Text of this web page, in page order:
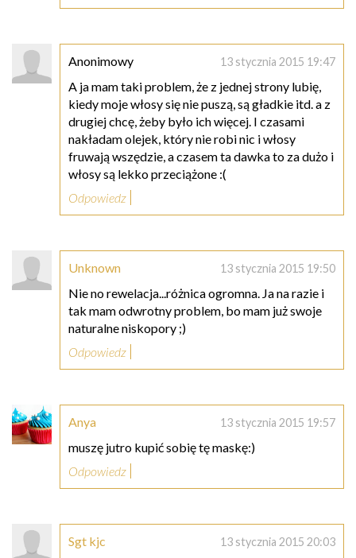
Anonimowy 13 stycznia 2015 19:47
A ja mam taki problem, że z jednej strony lubię,
kiedy moje włosy się nie puszą, są gładkie itd. a z
drugiej chcę, żeby było ich więcej. I czasami
nakładam olejek, który nie robi nic i włosy
fruwają wszędzie, a czasem ta dawka to za dużo i
włosy są lekko przeciążone :(
Odpowiedz
Unknown 13 stycznia 2015 19:50
Nie no rewelacja...różnica ogromna. Ja na razie i
tak mam odwrotny problem, bo mam już swoje
naturalne niskopory ;)
Odpowiedz
Anya 13 stycznia 2015 19:57
muszę jutro kupić sobię tę maskę:)
Odpowiedz
Sgt kjc 13 stycznia 2015 20:03